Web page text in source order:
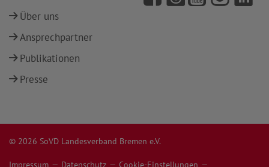
Über uns
Ansprechpartner
Publikationen
Presse
© 2026 SoVD Landesverband Bremen e.V.
Impressum Datenschutz Cookie-Einstellungen